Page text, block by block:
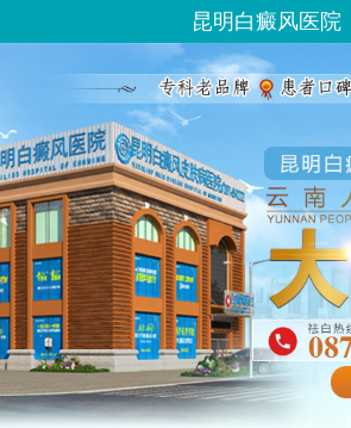
昆明白癜风医院